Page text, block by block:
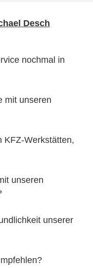
Desch
nochmal in
mit unseren
KFZ-Werkstätten,
unseren
unserer